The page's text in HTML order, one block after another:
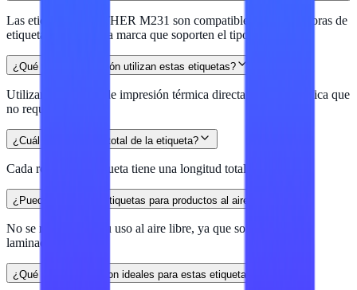
Las etiquetas BROTHER M231 son compatibles con impresoras de
etiquetas de la misma marca que soporten el tipo M.
¿Qué tipo de impresión utilizan estas etiquetas?
Utilizan tecnología de impresión térmica directa, lo que significa que
no requieren tinta.
¿Cuál es la longitud total de la etiqueta?
Cada rollo de la etiqueta tiene una longitud total de 8 metros.
¿Puedo usar estas etiquetas para productos al aire libre?
No se recomienda su uso al aire libre, ya que son plásticas no
laminadas.
¿Qué aplicaciones son ideales para estas etiquetas?